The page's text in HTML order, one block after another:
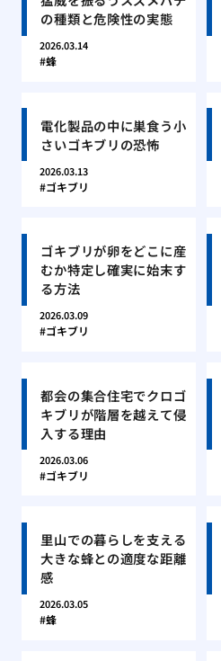
の種類と危険性の実態
2026.03.14
蜂
電化製品の中に巣食う小
さいゴキブリの恐怖
2026.03.13
ゴキブリ
ゴキブリが卵をどこに産
むか特定し確実に始末す
る方法
2026.03.09
ゴキブリ
都会の集合住宅でクロゴ
キブリが階層を越えて侵
入する理由
2026.03.06
ゴキブリ
里山での暮らしを支える
大きな蜂との適度な距離
感
2026.03.05
蜂